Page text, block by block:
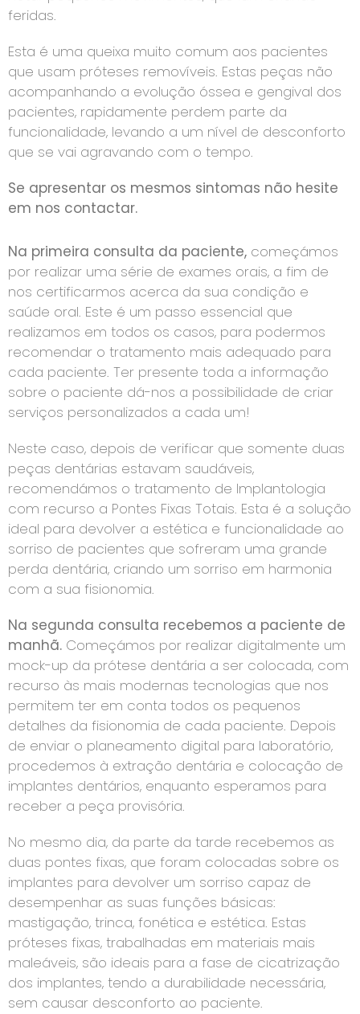
feridas.
Esta é uma queixa muito comum aos pacientes
que usam próteses removíveis. Estas peças não
acompanhando a evolução óssea e gengival dos
pacientes, rapidamente perdem parte da
funcionalidade, levando a um nível de desconforto
que se vai agravando com o tempo.
Se apresentar os mesmos sintomas não hesite
em nos contactar.
Na primeira consulta da paciente, começámos
por realizar uma série de exames orais, a fim de
nos certificarmos acerca da sua condição e
saúde oral. Este é um passo essencial que
realizamos em todos os casos, para podermos
recomendar o tratamento mais adequado para
cada paciente. Ter presente toda a informação
sobre o paciente dá-nos a possibilidade de criar
serviços personalizados a cada um!
Neste caso, depois de verificar que somente duas
peças dentárias estavam saudáveis,
recomendámos o tratamento de Implantologia
com recurso a Pontes Fixas Totais. Esta é a solução
ideal para devolver a estética e funcionalidade ao
sorriso de pacientes que sofreram uma grande
perda dentária, criando um sorriso em harmonia
com a sua fisionomia.
Na segunda consulta recebemos a paciente de
manhã. Começámos por realizar digitalmente um
mock-up da prótese dentária a ser colocada, com
recurso às mais modernas tecnologias que nos
permitem ter em conta todos os pequenos
detalhes da fisionomia de cada paciente. Depois
de enviar o planeamento digital para laboratório,
procedemos à extração dentária e colocação de
implantes dentários, enquanto esperamos para
receber a peça provisória.
No mesmo dia, da parte da tarde recebemos as
duas pontes fixas, que foram colocadas sobre os
implantes para devolver um sorriso capaz de
desempenhar as suas funções básicas:
mastigação, trinca, fonética e estética. Estas
próteses fixas, trabalhadas em materiais mais
maleáveis, são ideais para a fase de cicatrização
dos implantes, tendo a durabilidade necessária,
sem causar desconforto ao paciente.